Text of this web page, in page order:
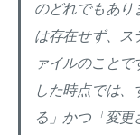
のどれでもあり
は存在せず、ス
ァイルのこと
した時点では
る」かつ「変